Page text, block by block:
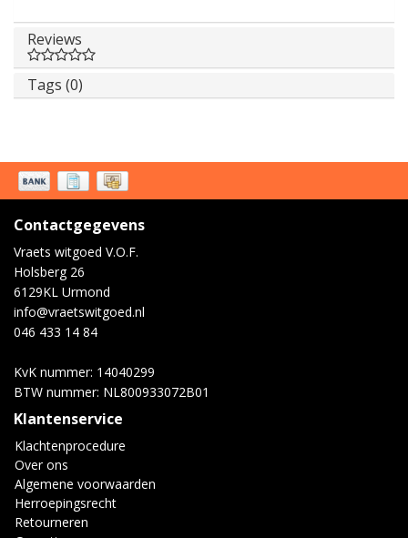
Reviews
Tags (0)
Contactgegevens
Vraets witgoed V.O.F.
Holsberg 26
6129KL Urmond
info@vraetswitgoed.nl
046 433 14 84
KvK nummer: 14040299
BTW nummer: NL800933072B01
Klantenservice
Klachtenprocedure
Over ons
Algemene voorwaarden
Herroepingsrecht
Retourneren